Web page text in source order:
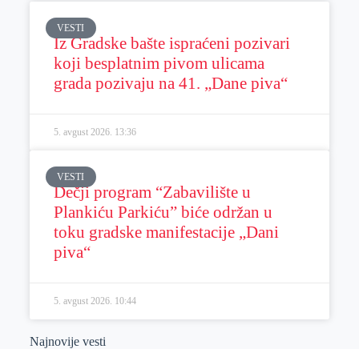
VESTI
Iz Gradske bašte ispraćeni pozivari
koji besplatnim pivom ulicama
grada pozivaju na 41. „Dane piva“
5. avgust 2026. 13:36
VESTI
Dečji program “Zabavilište u
Plankiću Parkiću” biće održan u
toku gradske manifestacije „Dani
piva“
5. avgust 2026. 10:44
Najnovije vesti